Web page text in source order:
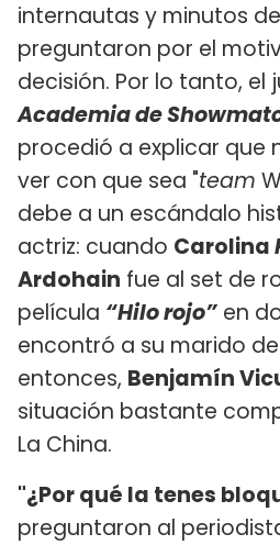
internautas y minutos
preguntaron por el
decisión. Por lo tanto, el
Academia de
procedió a explicar que
ver con que sea "team
debe a un escándalo
actriz: cuando Carolina
Ardohain fue al set de
película “Hilo rojo” en
encontró a su marido
entonces, Benjamín
situación bastante
La China.
"¿Por qué la tenes
preguntaron al